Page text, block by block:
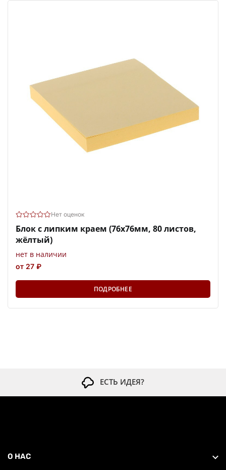
Нет оценок
Блок с липким краем (76х76мм, 80 листов,
жёлтый)
нет в наличии
от 27 ₽
ПОДРОБНЕЕ
ЕСТЬ ИДЕЯ?
О НАС